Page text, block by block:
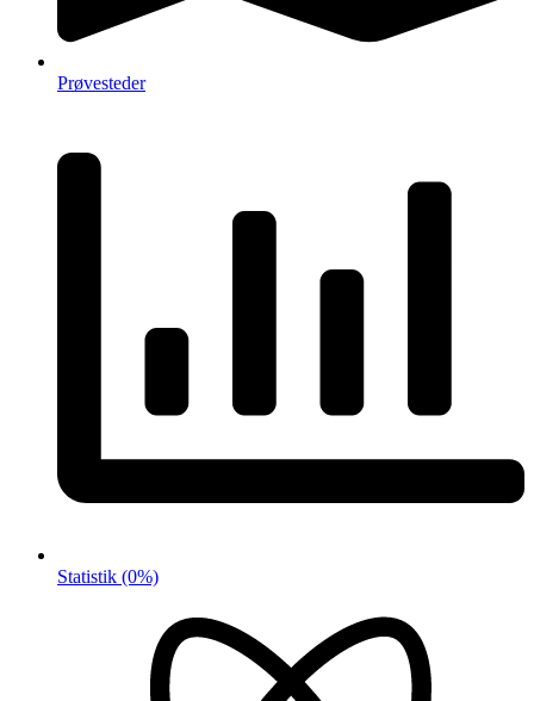
Prøvesteder
Statistik (0%)